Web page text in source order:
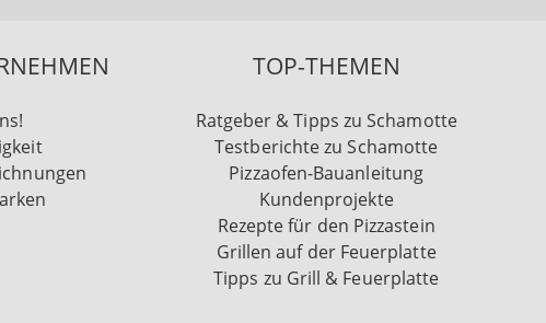
TOP-THEMEN
Ratgeber & Tipps zu Schamotte
Testberichte zu Schamotte
Pizzaofen-Bauanleitung
Kundenprojekte
Rezepte für den Pizzastein
Grillen auf der Feuerplatte
Tipps zu Grill & Feuerplatte